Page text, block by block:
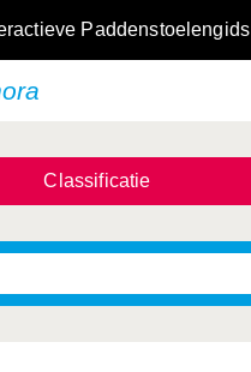
Paddenstoelengids
Classificatie